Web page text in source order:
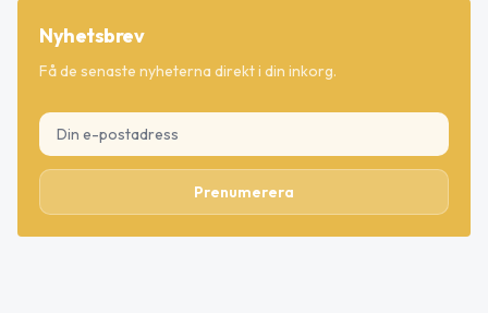
Nyhetsbrev
Få de senaste nyheterna direkt i din inkorg.
Prenumerera